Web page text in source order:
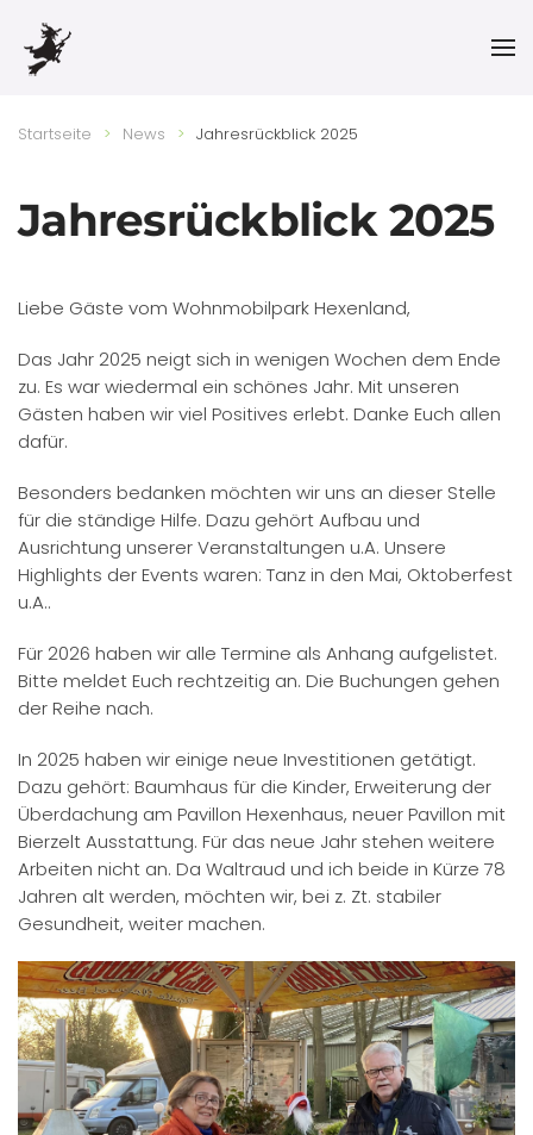
Skip to main content
Startseite News Jahresrückblick 2025
Jahresrückblick 2025
Liebe Gäste vom Wohnmobilpark Hexenland,
Das Jahr 2025 neigt sich in wenigen Wochen dem Ende
zu. Es war wiedermal ein schönes Jahr. Mit unseren
Gästen haben wir viel Positives erlebt. Danke Euch allen
dafür.
Besonders bedanken möchten wir uns an dieser Stelle
für die ständige Hilfe. Dazu gehört Aufbau und
Ausrichtung unserer Veranstaltungen u.A. Unsere
Highlights der Events waren: Tanz in den Mai, Oktoberfest
u.A..
Für 2026 haben wir alle Termine als Anhang aufgelistet.
Bitte meldet Euch rechtzeitig an. Die Buchungen gehen
der Reihe nach.
In 2025 haben wir einige neue Investitionen getätigt.
Dazu gehört: Baumhaus für die Kinder, Erweiterung der
Überdachung am Pavillon Hexenhaus, neuer Pavillon mit
Bierzelt Ausstattung. Für das neue Jahr stehen weitere
Arbeiten nicht an. Da Waltraud und ich beide in Kürze 78
Jahren alt werden, möchten wir, bei z. Zt. stabiler
Gesundheit, weiter machen.